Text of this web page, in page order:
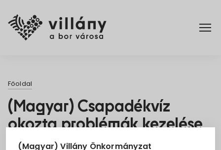
(Magyar) Villány Önkormányzat
Rendelettár
Turizmus
Főoldal
(Magyar) Csapadékvíz
okozta problémák kezelése
Villányan, a Szent István